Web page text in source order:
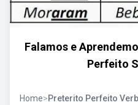
Falamos e
Perfeito
Home>Preterito Perfeito